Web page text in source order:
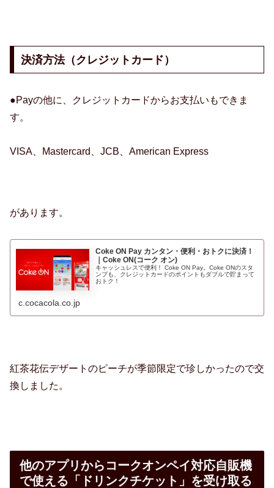
決済方法（クレジットカード）
●Payの他に、クレジットカードからお支払いもできま
す。
VISA、Mastercard、JCB、American Express
があります。
Coke ON Pay カンタン・便利・おトクに決済！
｜Coke ON(コーク オン)
キャッシュレスで便利！ Coke ON Pay。Coke ONのスタ
ンプも、クレジットカードのポイントもダブルで貯まって
おトク！
c.cocacola.co.jp
紅茶花伝デザートのピーチが季節限定で珍しかったので交
換しました。
他のアプリからコークオンペイ対応自販機
で使える「ドリンクチケット」を受け取る